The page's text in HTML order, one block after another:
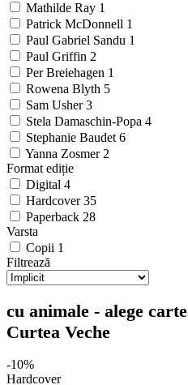
Mathilde Ray 1
Patrick McDonnell 1
Paul Gabriel Sandu 1
Paul Griffin 2
Per Breiehagen 1
Rowena Blyth 5
Sam Usher3
Stela Damaschin-Popa 4
Stephanie Baudet 6
Yanna Zosmer 2
Format ediție
Digital 4
Hardcover35
Paperback 28
Varsta
Copii 1
Filtrează
cu animale - alege
Curtea Veche
-10%
Hardcover